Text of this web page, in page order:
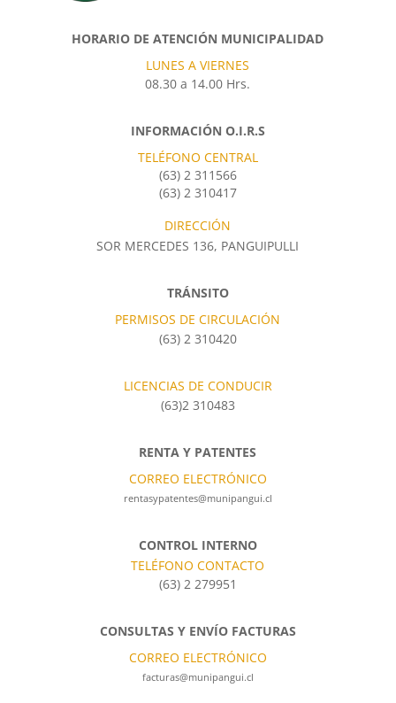
HORARIO DE ATENCIÓN MUNICIPALIDAD
LUNES A VIERNES
08.30 a 14.00 Hrs.
INFORMACIÓN O.I.R.S
TELÉFONO CENTRAL
(63) 2 311566
(63) 2 310417
DIRECCIÓN
SOR MERCEDES 136, PANGUIPULLI
TRÁNSITO
PERMISOS DE CIRCULACIÓN
(63) 2 310420
LICENCIAS DE CONDUCIR
(63)2 310483
RENTA Y PATENTES
CORREO ELECTRÓNICO
rentasypatentes@munipangui.cl
CONTROL INTERNO
TELÉFONO CONTACTO
(63) 2 279951
CONSULTAS Y ENVÍO FACTURAS
CORREO ELECTRÓNICO
facturas@munipangui.cl